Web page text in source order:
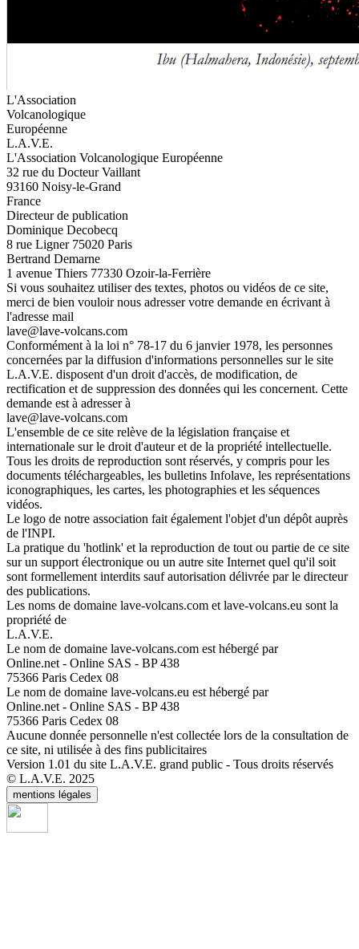
L'Association
Volcanologique
Européenne
L.A.V.E.
L'Association Volcanologique Européenne
32 rue du Docteur Vaillant
93160 Noisy-le-Grand
France
Directeur de publication
Dominique Decobecq
8 rue Ligner 75020 Paris
Bertrand Demarne
1 avenue Thiers 77330 Ozoir-la-Ferrière
Si vous souhaitez utiliser des textes, photos ou vidéos de ce site,
merci de bien vouloir nous adresser votre demande en écrivant à
l'adresse mail
lave@lave-volcans.com
Conformément à la loi n° 78-17 du 6 janvier 1978, les personnes
concernées par la diffusion d'informations personnelles sur le site
L.A.V.E. disposent d'un droit d'accès, de modification, de
rectification et de suppression des données qui les concernent. Cette
demande est à adresser à
lave@lave-volcans.com
L'ensemble de ce site relève de la législation française et
internationale sur le droit d'auteur et de la propriété intellectuelle.
Tous les droits de reproduction sont réservés, y compris pour les
documents téléchargeables, les bulletins Infolave, les représentations
iconographiques, les cartes, les photographies et les séquences
vidéos.
Le logo de notre association fait également l'objet d'un dépôt auprès
de l'INPI.
La pratique du 'hotlink' et la reproduction de tout ou partie de ce site
sur un support électronique ou un autre site Internet quel qu'il soit
sont formellement interdits sauf autorisation délivrée par le directeur
des publications.
Les noms de domaine lave-volcans.com et lave-volcans.eu sont la
propriété de
L.A.V.E.
Le nom de domaine lave-volcans.com est hébergé par
Online.net - Online SAS - BP 438
75366 Paris Cedex 08
Le nom de domaine lave-volcans.eu est hébergé par
Online.net - Online SAS - BP 438
75366 Paris Cedex 08
Aucune donnée personnelle n'est collectée lors de la consultation de
ce site, ni utilisée à des fins publicitaires
Version 1.01 du site L.A.V.E. grand public - Tous droits réservés
© L.A.V.E. 2025
mentions légales